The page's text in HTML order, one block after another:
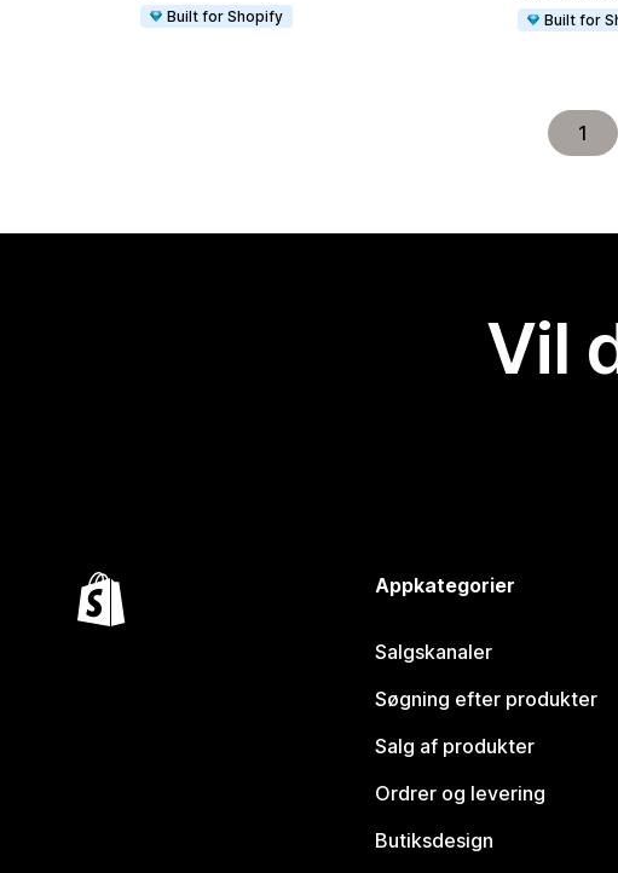
Built for Shopify
Built for
1
Vil
Appkategorier
Salgskanaler
Søgning efter produkter
Salg af produkter
Ordrer og levering
Butiksdesign